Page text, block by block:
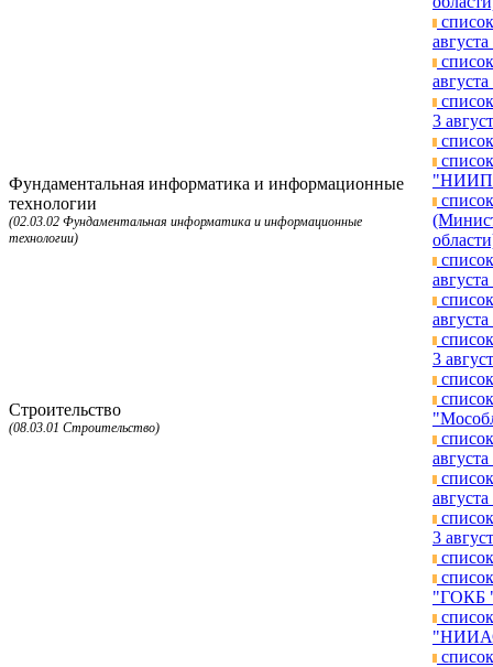
Фундаментальная информатика и информационные
технологии
(02.03.02 Фундаментальная информатика и информационные
технологии)
3
"НИИП
Строительство
(08.03.01 Строительство)
3
3
"ГОКБ